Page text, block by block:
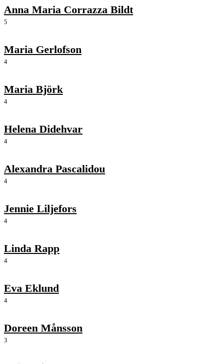
Anna Maria Corrazza Bildt
5
Maria Gerlofson
4
Maria Björk
4
Helena Didehvar
4
Alexandra Pascalidou
4
Jennie Liljefors
4
Linda Rapp
4
Eva Eklund
4
Doreen Månsson
3